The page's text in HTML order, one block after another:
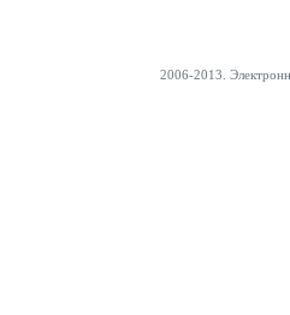
2006-2013.